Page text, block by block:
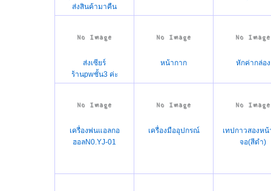
ส่งสินค้ามาคืน
ส่งเซียร์
ร้านpwชั้น3 ค่ะ
หน้ากาก หักค่ากล่อง
เครื่องพ่นแอลกอ
ฮอลN0.YJ-01
เครื่องมืออุปกรณ์
เทปกาวสองห
จอ(สีดำ)